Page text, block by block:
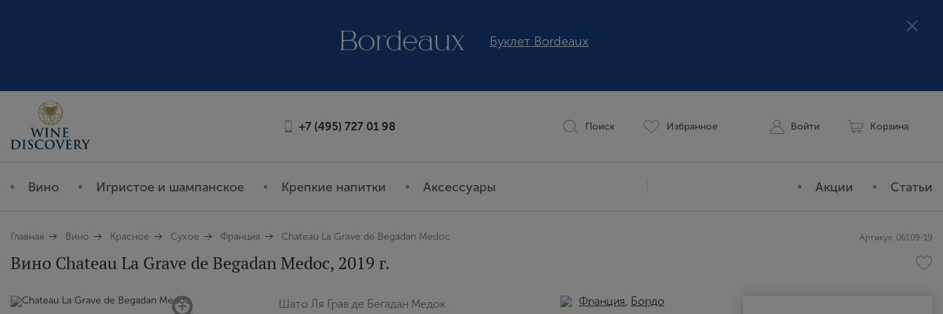
Буклет Bordeaux
+7 (495) 727 01 98 Поиск Избранное Войти Корзина
Вино Игристое и шампанское Крепкие напитки Аксессуары Акции Статьи
Главная Вино Красное Сухое Франция Chateau La Grave de Begadan Medoc
Вино Chateau La Grave de Begadan Medoc, 2019 г.
Артикул: 06109-19
Шато Ля Грав де Бегадан Медок Франция, Бордо